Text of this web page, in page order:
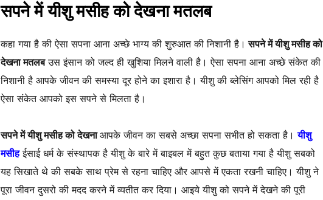
सपने में यीशु मसीह को देखना मतलब
कहा गया है की ऐसा सपना आना अच्छे भाग्य की शुरुआत की निशानी है। सपने में यीशु मसीह को
देखना मतलबउस इंसान को जल्द ही खुशिया मिलने वाली है। ऐसा सपना आना अच्छे संकेत की
निशानी है आपके जीवन की समस्या दूर होने का इशारा है। यीशु की ब्लेसिंग आपको मिल रही है
ऐसा संकेत आपको इस सपने से मिलता है।
सपने में यीशु मसीह को देखनाआपके जीवन का सबसे अच्छा सपना सभीत हो सकता है।यीशु
मसीहईसाई धर्म के संस्थापक है यीशु के बारे में बाइबल में बहुत कुछ बताया गया है यीशु सबको
यह सिखाते थे की सबके साथ प्रेम से रहना चाहिए और आपसे में एकता रखनी चाहिए। यीशु ने
पूरा जीवन दुसरो की मदद करने में व्यतीत कर दिया। आइये यीशु को सपने में देखने की पूरी